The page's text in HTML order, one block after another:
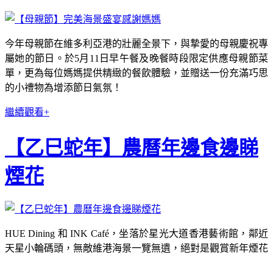
今年母親節在維多利亞港的壯麗全景下，與摯愛的母親慶祝專
屬她的節日。於5月11日早午餐及晚餐時段限定供應母親節菜
單，更為每位媽媽提供精緻的餐飲體驗，並贈送一份充滿巧思
的小禮物為增添節日氣氛！
繼續觀看+
【乙巳蛇年】農曆年邊食邊睇
煙花
HUE Dining 和 INK Café，坐落於星光大道香港藝術館，鄰近
天星小輪碼頭，無敵維港海景一覽無遺，絕對是觀賞新年煙花